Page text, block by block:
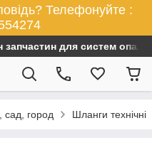
Телефонуйте :
запчастин для систем
сад, город Шланги технічні